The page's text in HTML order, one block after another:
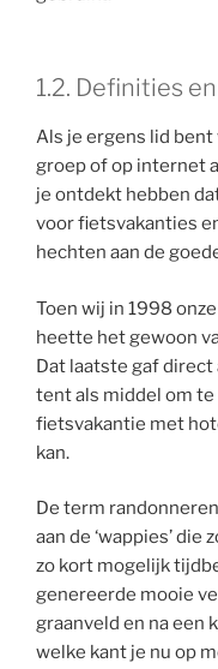
1.2. Definities
Als je ergens lid
groep of op internet
je ontdekt hebben
voor fietsvakanties
hechten aan de
Toen wij in 1998
heette het gewoon
Dat laatste gaf direct
tent als middel om
fietsvakantie met
kan.
De term
aan de ‘wappies’
zo kort mogelijk
genereerde mooie
graanveld en na een
welke kant je nu op